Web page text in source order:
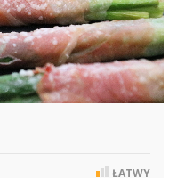
ŁATWY